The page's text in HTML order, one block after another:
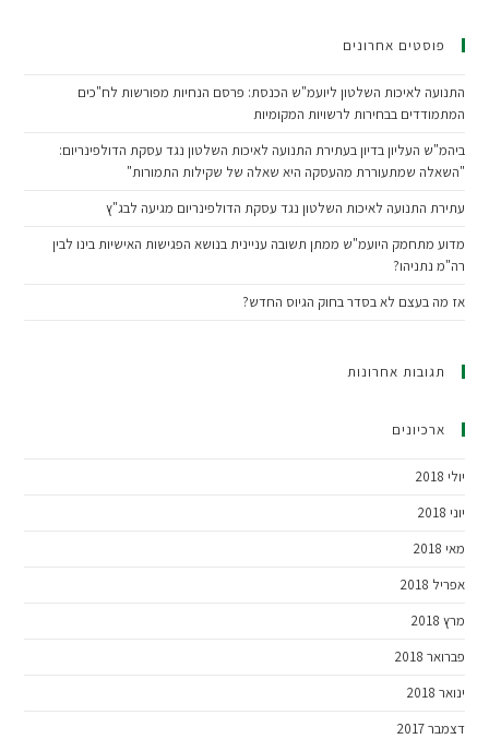
פוסטים אחרונים
התנועה לאיכות השלטון ליועמ"ש הכנסת: פרסם הנחיות מפורשות לח"כים
המתמודדים בבחירות לרשויות המקומיות
ביהמ"ש העליון בדיון בעתירת התנועה לאיכות השלטון נגד עסקת הדולפינריום:
"השאלה שמתעוררת מהעסקה היא שאלה של שקילות התמורות"
עתירת התנועה לאיכות השלטון נגד עסקת הדולפינריום מגיעה לבג"ץ
מדוע מתחמק היועמ"ש ממתן תשובה עניינית בנושא הפגישות האישיות בינו לבין
רה"מ נתניהו?
אז מה בעצם לא בסדר בחוק הגיוס החדש?
תגובות אחרונות
ארכיונים
יולי 2018
יוני 2018
מאי 2018
אפריל 2018
מרץ 2018
פברואר 2018
ינואר 2018
דצמבר 2017